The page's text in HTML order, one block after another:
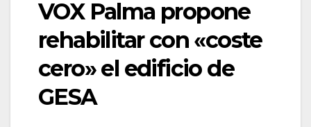
VOX Palma propone
rehabilitar con «coste
cero» el edificio de
GESA